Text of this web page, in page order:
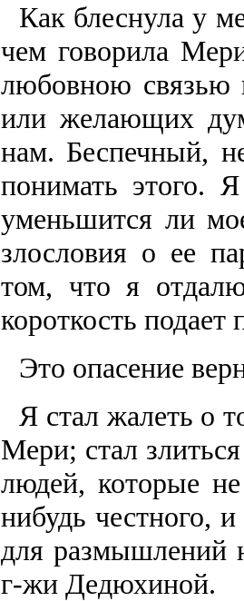
Как блеснула у
чем говорила
любовною связью
или желающих
нам. Беспечный,
понимать этого.
уменьшится ли
злословия о ее
том, что я
короткость
Это опасение
Я стал жалеть о
Мери; стал
людей, которые
нибудь честного,
для размышлений
г-жи Дедюхиной.